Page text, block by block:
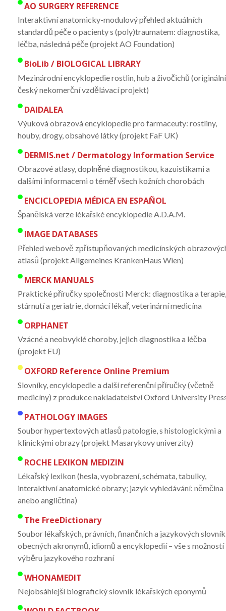
AO SURGERY REFERENCE
Interaktivní anatomicky-modulový přehled aktuálních
standardů péče o pacienty s (poly)traumatem: diagnostika,
léčba, následná péče (projekt AO Foundation)
BioLib / BIOLOGICAL LIBRARY
Mezinárodní encyklopedie rostlin, hub a živočichů (originální
český nekomerční vzdělávací projekt)
DAIDALEA
Výuková obrazová encyklopedie pro farmaceuty: rostliny,
houby, drogy, obsahové látky (projekt FaF UK)
DERMIS.net / Dermatology Information Service
Obrazové atlasy, doplněné diagnostikou, kazuistikami a
dalšími informacemi o téměř všech kožních chorobách
ENCICLOPEDIA MÉDICA EN ESPAÑOL
Španělská verze lékařské encyklopedie A.D.A.M.
IMAGE DATABASES
Přehled webově zpřístupňovaných medicínských
atlasů (projekt Allgemeines KrankenHaus Wien)
MERCK MANUALS
Praktické příručky společnosti Merck: diagnostika a
stárnutí a geriatrie, domácí lékař, veterinární medicína
ORPHANET
Vzácné a neobvyklé choroby, jejich diagnostika a léčba
(projekt EU)
OXFORD Reference Online Premium
Slovníky, encyklopedie a další referenční příručky (včetně
medicíny) z produkce nakladatelství Oxford University
PATHOLOGY IMAGES
Soubor hypertextových atlasů patologie, s histologickými a
klinickými obrazy (projekt Masarykovy univerzity)
ROCHE LEXIKON MEDIZIN
Lékařský lexikon (hesla, vyobrazení, schémata, tabulky,
interaktivní anatomické obrazy; jazyk vyhledávání: němčina
anebo angličtina)
The FreeDictionary
Soubor lékařských, právních, finančních a jazykových
obecných akronymů, idiomů a encyklopedií – vše s možností
výběru jazykového rozhraní
WHONAMEDIT
Nejobsáhlejší biografický slovník lékařských eponymů